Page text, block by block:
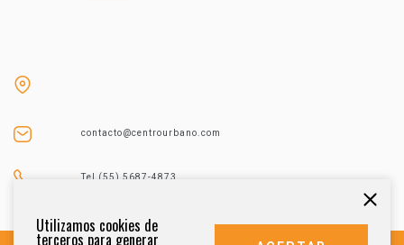
contacto@centrourbano.com
Tel (55) 5687-4873
Utilizamos cookies de
terceros para generar